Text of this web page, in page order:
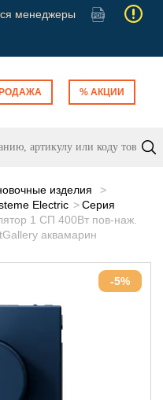
менеджеры
% АКЦИИ
изделия
Electric
Серия
1 СП 400Вт пов-наж.
аквамарин
-5%